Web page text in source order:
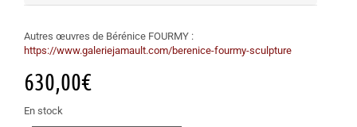
Autres œuvres de Bérénice FOURMY :
https://www.galeriejamault.com/berenice-fourmy-sculpture
630,00€
En stock